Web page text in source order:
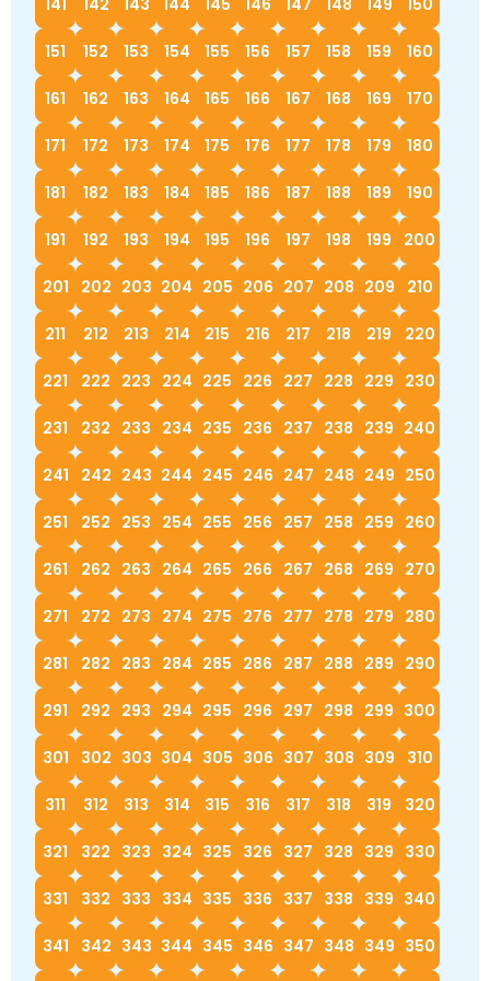
141 142 143 144 145 146 147 148 149 150
151 152 153 154 155 156 157 158 159 160
161 162 163 164 165 166 167 168 169 170
171 172 173 174 175 176 177 178 179 180
181 182 183 184 185 186 187 188 189 190
191 192 193 194 195 196 197 198 199 200
201 202 203 204 205 206 207 208 209 210
211 212 213 214 215 216 217 218 219 220
221 222 223 224 225 226 227 228 229 230
231 232 233 234 235 236 237 238 239 240
241 242 243 244 245 246 247 248 249 250
251 252 253 254 255 256 257 258 259 260
261 262 263 264 265 266 267 268 269 270
271 272 273 274 275 276 277 278 279 280
281 282 283 284 285 286 287 288 289 290
291 292 293 294 295 296 297 298 299 300
301 302 303 304 305 306 307 308 309 310
311 312 313 314 315 316 317 318 319 320
321 322 323 324 325 326 327 328 329 330
331 332 333 334 335 336 337 338 339 340
341 342 343 344 345 346 347 348 349 350